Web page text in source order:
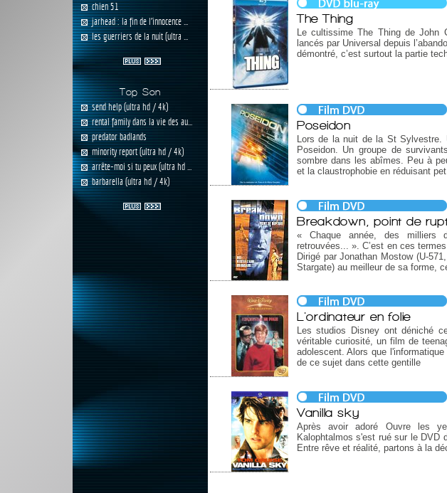
chien 51
jarhead : la fin de l'innocence ...
les guerriers de la nuit (ultra ...
Top Son
send help (ultra hd / 4k)
rental family dans la vie des au...
predator badlands
minority report (ultra hd / 4k)
arrête-moi si tu peux (ultra hd ...
barbarella (ultra hd / 4k)
The Thing
Le cultissime The Thing de John
lancés par Universal depuis
démontré, c’est surtout la partie
Poseidon
Lors de la nuit de la St Sylvestre.
Poseidon. Un groupe de
sombre dans les abîmes. Peu à
et la claustrophobie en réduisant pet
Breakdown, point de
« Chaque année, des milliers
retrouvées... ». C’est en ces
Dirigé par Jonathan Mostow (U-
Stargate) au meilleur de sa forme,
L'ordinateur en folie
Les studios Disney ont déniché
véritable curiosité, un film de
adolescent. Alors que
de ce sujet dans cette gentille
Vanilla sky
Après avoir adoré Ouvre les
Kalophtalmos s'est rué sur le DVD
Entre rêve et réalité, partons à la